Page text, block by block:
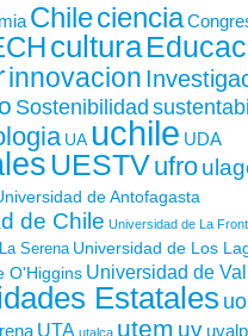
Chileciencia
cultura
innovacion
Sostenibilidad
UA uchile UDA
UESTVufro
de Antofagasta
de Chile Universidad de La
Serena Universidad de Los
O'Higgins Universidad de
Estatales
UTA utalca utem uv